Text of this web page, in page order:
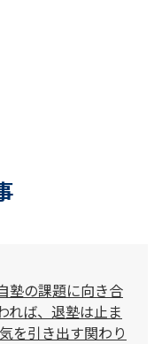
塾の課題に向き合
れば、退塾は止ま
を引き出す関わり